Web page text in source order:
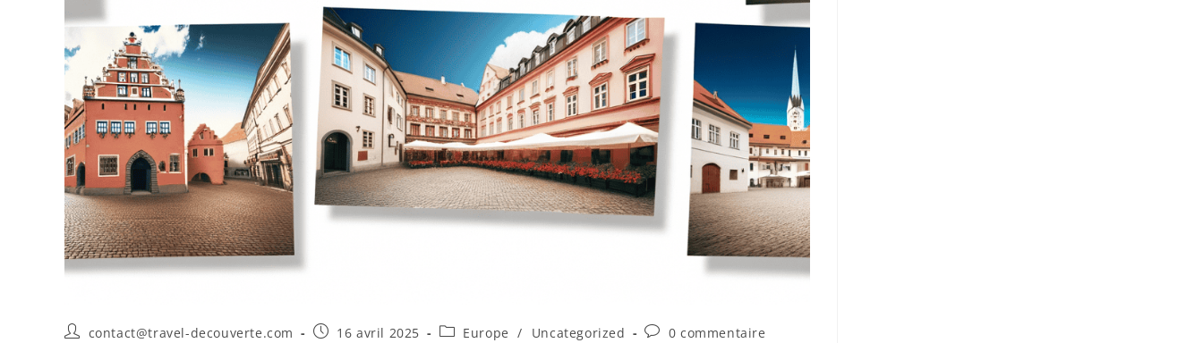
contact@travel-decouverte.com 16 avril 2025 Europe / Uncategorized 0 commentaire